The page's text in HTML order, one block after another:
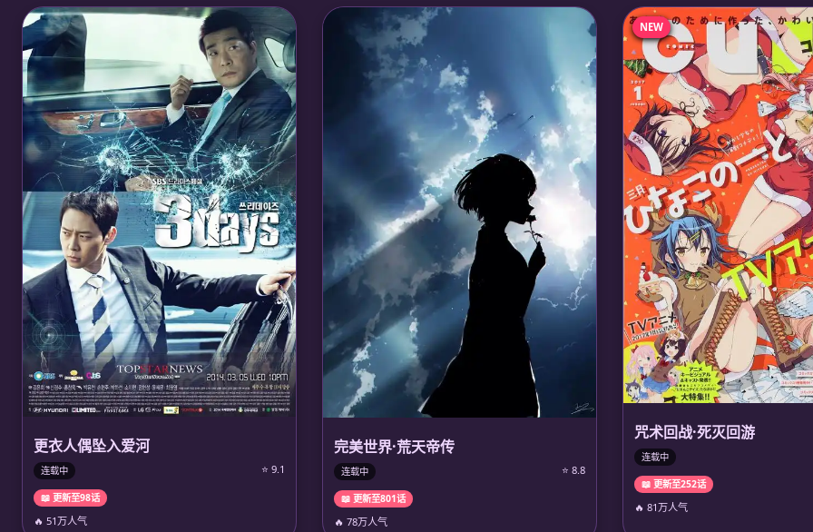
更衣人偶坠入爱河
连载中 ⭐ 9.1
📖 更新至98话
🔥 51万人气
完美世界·荒天帝传
连载中 ⭐ 8.8
📖 更新至801话
🔥 78万人气
NEW
咒术回战·死灭回游
连载中
📖 更新至252话
🔥 81万人气